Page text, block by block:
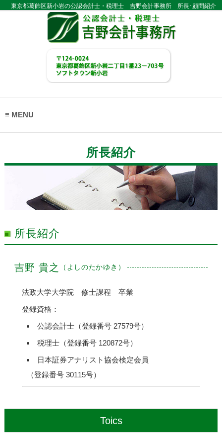
東京都葛飾区新小岩の公認会計士・税理士 吉野会計事務所 所長･顧問紹介
MENU
所長紹介
所長紹介
吉野 貴之 （よしのたかゆき）
法政大学大学院 修士課程 卒業
登録資格：
公認会計士（登録番号 27579号）
税理士（登録番号 120872号）
日本証券アナリスト協会検定会員
（登録番号 30115号）
Toics